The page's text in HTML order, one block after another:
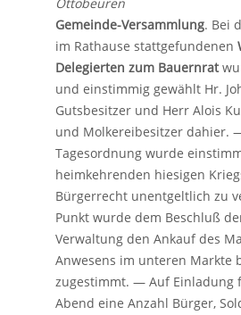
Gemeinde-Versammlung. Bei
im Rathause stattgefundenen
Delegierten zum Bauernrat
und einstimmig gewählt Hr.
Gutsbesitzer und Herr Alois
und Molkereibesitzer dahier.
Tagesordnung wurde
heimkehrenden hiesigen
Bürgerrecht unentgeltlich zu
Punkt wurde dem Beschluß
Verwaltung den Ankauf des
Anwesens im unteren Markte
zugestimmt. — Auf Einladung
Abend eine Anzahl Bürger,